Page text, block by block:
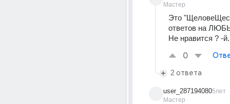
Мастер
Это
ответов на
Не нравится ? -
0
2 ответа
user_287194080
Мастер
5лет